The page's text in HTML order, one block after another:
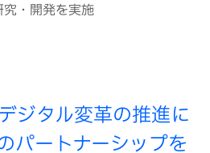
・開発を実施
ジタル変革の推進に
パートナーシップを